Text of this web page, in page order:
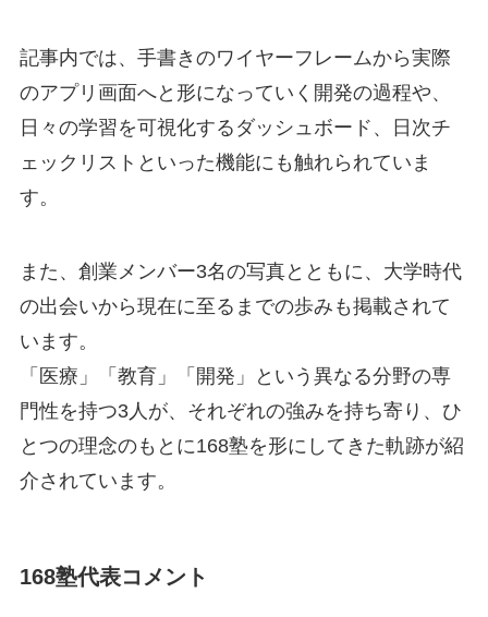
記事内では、手書きのワイヤーフレームから実際
のアプリ画面へと形になっていく開発の過程や、
日々の学習を可視化するダッシュボード、日次チ
ェックリストといった機能にも触れられていま
す。
また、創業メンバー3名の写真とともに、大学時代
の出会いから現在に至るまでの歩みも掲載されて
います。
「医療」「教育」「開発」という異なる分野の専
門性を持つ3人が、それぞれの強みを持ち寄り、ひ
とつの理念のもとに168塾を形にしてきた軌跡が紹
介されています。
168塾代表コメント